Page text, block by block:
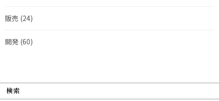
販売 (24)
開発 (60)
検索